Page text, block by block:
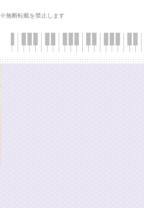
※無断転載を禁止します